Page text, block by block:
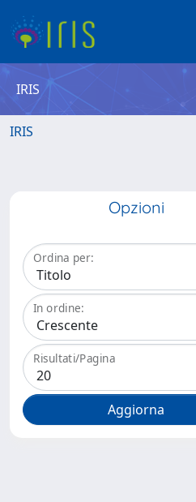
IRIS
IRIS
Opzioni
Ordina per:
In ordine:
Risultati/Pagina